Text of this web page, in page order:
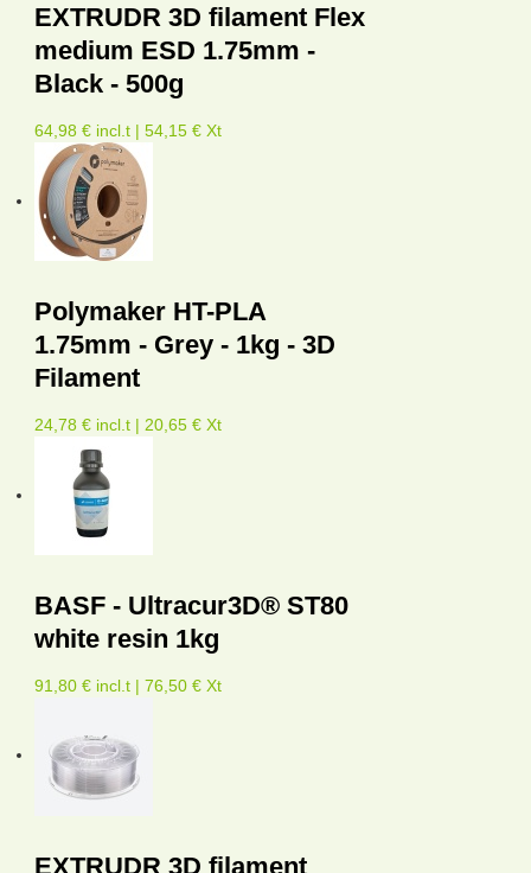
EXTRUDR 3D filament Flex
medium ESD 1.75mm -
Black - 500g
64,98 € incl.t | 54,15 € Xt
Polymaker HT-PLA
1.75mm - Grey - 1kg - 3D
Filament
24,78 € incl.t | 20,65 € Xt
BASF - Ultracur3D® ST80
white resin 1kg
91,80 € incl.t | 76,50 € Xt
EXTRUDR 3D filament